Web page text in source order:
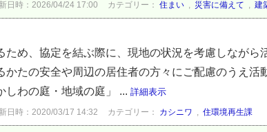
日時：2026/04/24 17:00 カテゴリー： 住まい , 災害に備えて , 建
ため、協定を結ぶ際に、現地の状況を考慮しながら
たの安全や周辺の居住者の方々にご配慮のうえ活
しわの庭・地域の庭」 ... 詳細表示
日時：2020/03/17 14:32 カテゴリー： カシニワ , 住環境再生課